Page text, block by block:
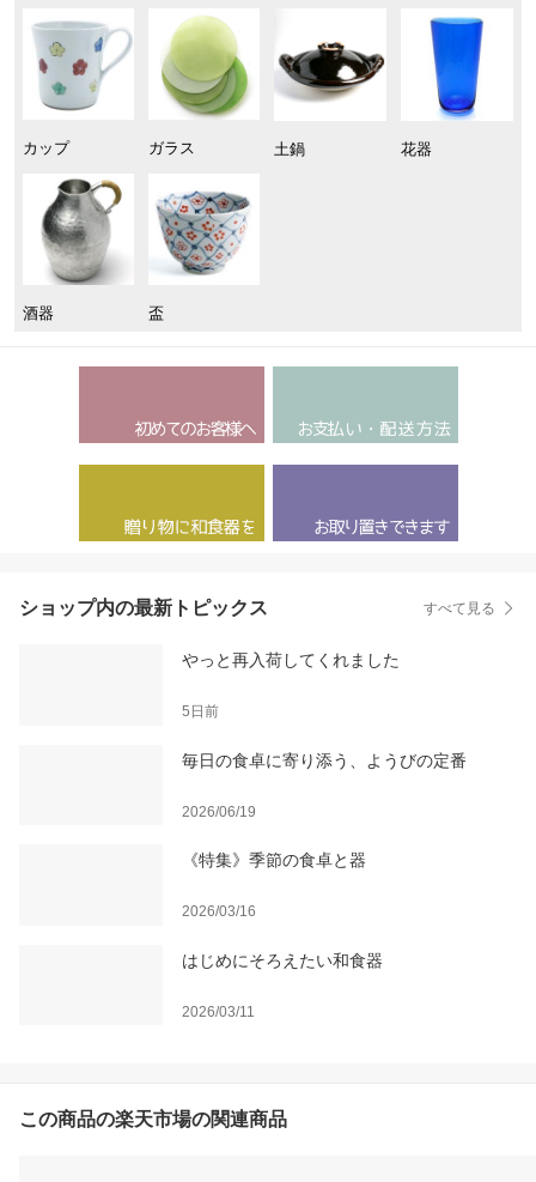
カップ ガラス 土鍋 花器
酒器 盃
ショップ内の最新トピックス すべて見る
やっと再入荷してくれました
5日前
毎日の食卓に寄り添う、ようびの定番
2026/06/19
《特集》季節の食卓と器
2026/03/16
はじめにそろえたい和食器
2026/03/11
この商品の楽天市場の関連商品